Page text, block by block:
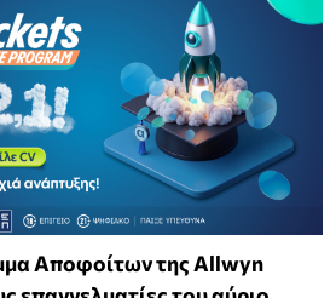
Αποφοίτων της Allwyn